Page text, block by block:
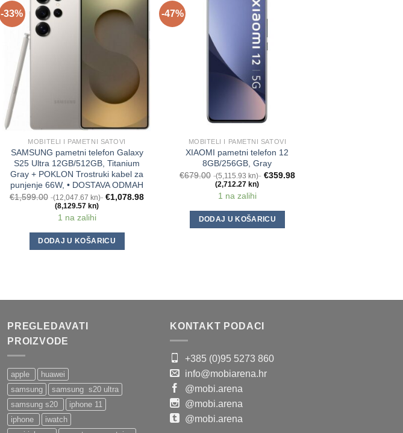
-33%
MOBITELI I PAMETNI SATOVI
SAMSUNG pametni telefon Galaxy
S25 Ultra 12GB/512GB, Titanium
Gray + POKLON Trostruki kabel za
punjenje 66W, • DOSTAVA ODMAH
€1,599.00 (12,047.67 kn) €1,078.98
(8,129.57 kn)
1 na zalihi
DODAJ U KOŠARICU
-47%
MOBITELI I PAMETNI SATOVI
XIAOMI pametni telefon 12
8GB/256GB, Gray
€679.00 (5,115.93 kn) €359.98
(2,712.27 kn)
1 na zalihi
DODAJ U KOŠARICU
PREGLEDAVATI
PROIZVODE
apple
huawei
samsung
samsung s20 ultra
samsung s20
iphone 11
iphone
iwatch
KONTAKT PODACI
+385 (0)95 5273 860
info@mobiarena.hr
@mobi.arena
@mobi.arena
@mobi.arena